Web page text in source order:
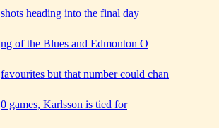
shots heading into the final day
ng of the Blues and Edmonton O
favourites but that number could chan
0 games, Karlsson is tied for